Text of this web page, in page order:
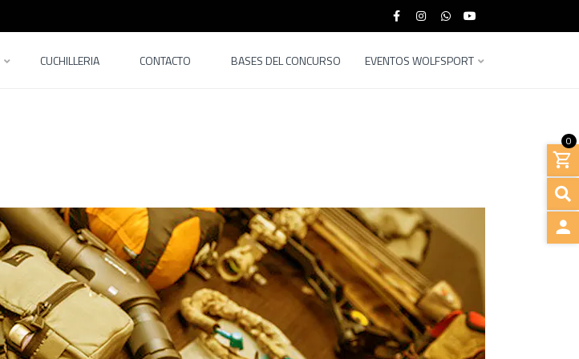
CUCHILLERIA CONTACTO BASES DEL CONCURSO EVENTOS WOLFSPORT
0